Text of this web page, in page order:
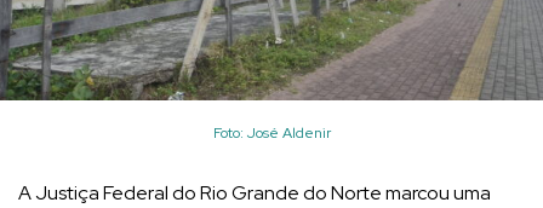
Foto: José Aldenir
A Justiça Federal do Rio Grande do Norte marcou uma